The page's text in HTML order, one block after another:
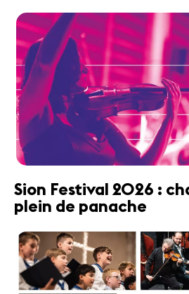
Sion Festival 2026 :
plein de panache